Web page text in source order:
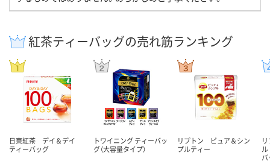
紅茶ティーバッグの売れ筋ランキング
日東紅茶 デイ＆デイ
ティーバッグ
トワイニング ティーバッ
グ（大容量タイプ）
リプトン ピュア＆シン
プルティー